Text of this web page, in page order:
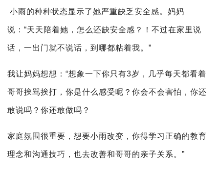
小雨的种种状态显示了她严重缺乏安全感。妈妈
说：“天天陪着她，怎么还缺安全感？！不过在家里说
话，一出门就不说话，到哪都粘着我。”
我让妈妈想想：“想象一下你只有3岁，几乎每天都看着
哥哥挨骂挨打，你是什么感受呢？你会不会害怕，你还
敢说吗？你还敢做吗？
家庭氛围很重要，想要小雨改变，你得学习正确的教育
理念和沟通技巧，也去改善和哥哥的亲子关系。”